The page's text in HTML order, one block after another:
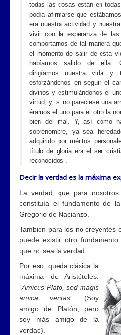
todas las cosas están en
podía afirmarse que
era nuestra actividad y
vivir con la esperanza de
comportarnos de tal manera
el momento de salir de esta
habíamos salido de ella.
dirigíamos nuestra vida y
esforzándonos en seguir el
divinos y estimulándonos el
virtud; y, si no pareciese una
éramos el uno para el otro la
bien del mal. Y, así como
sobrenombre, ya sea
adquirido por méritos
título de gloria era el ser
reconocidos”.
Decir la verdad es la máxima
La verdad, que para
constituía el fundamento de
Gregorio de Nacianzo.
También para los no creyentes
puede existir otro
que no sea la verdad.
Por eso, queda clásica la
máxima de Aristóteles:
“Amicus Plato, sed magis
amica veritas” (Soy
amigo de Platón, pero
soy más amigo de la
verdad).